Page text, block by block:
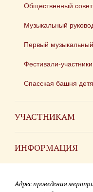
Общественный совет
Музыкальный
Первый
Фестивали-
Спасская башня
УЧАСТНИКАМ
ИНФОРМАЦИЯ
Для СМИ
Адрес проведения